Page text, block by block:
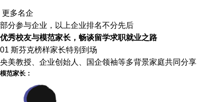
更多名企
部分参与企业，以上企业排名不分先后
优秀校友与模范家长，畅谈留学求职就业之路
01 斯芬克榜样家长特别到场
央美教授、企业创始人、国企领袖等多背景家庭共同分享
模范家长：